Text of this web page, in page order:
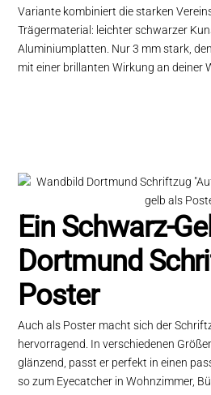
Variante kombiniert die starken
Trägermaterial: leichter schwarzer
Aluminiumplatten. Nur 3 mm stark,
mit einer brillanten Wirkung an deiner
Ein Schwarz-
Dortmund
Poster
Auch als Poster macht sich der
hervorragend. In verschiedenen
glänzend, passt er perfekt in einen
so zum Eyecatcher in Wohnzimmer,